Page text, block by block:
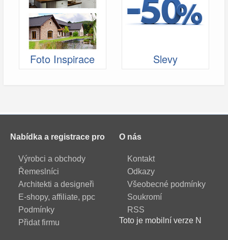
Foto Inspirace Slevy
Nabídka a registrace pro
Výrobci a obchody
Řemeslníci
Architekti a designeři
E-shopy, affiliate, ppc
Podmínky
Přidat firmu
O nás
Kontakt
Odkazy
Všeobecné podmínky
Soukromí
RSS
Toto je mobilní verze N